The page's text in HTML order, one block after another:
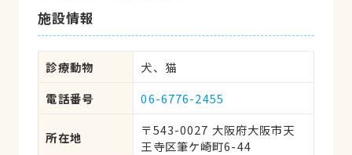
施設情報
診療動物
犬、猫
電話番号
06-6776-2455
所在地
〒543-0027 大阪府大阪市天
王寺区筆ケ崎町6-44